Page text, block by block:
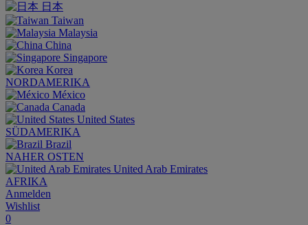
日本
Taiwan
Malaysia
China
Singapore
Korea
NORDAMERIKA
México
Canada
United States
SÜDAMERIKA
Brazil
NAHER OSTEN
United Arab Emirates
AFRIKA
Anmelden
Wishlist
0